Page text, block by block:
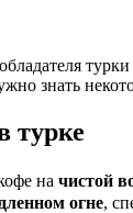
турки
знать
турке
на чистой
огне,